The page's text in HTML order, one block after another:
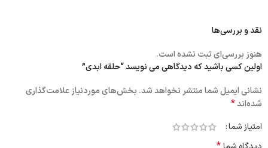
نقد و بررسی‌ها
هنوز بررسی‌ای ثبت نشده است.
اولین کسی باشید که دیدگاهی می نویسد “حلقه ابدی”
نشانی ایمیل شما منتشر نخواهد شد. بخش‌های موردنیاز علامت‌گذاری
شده‌اند*
امتیاز شما